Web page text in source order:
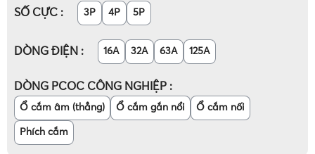
SỐ CỰC 3P 4P 5P
DÒNG ĐIỆN 16A 32A 63A 125A
DÒNG PCOC CÔNG NGHIỆP
Ổ cắm âm (thẳng) Ổ cắm gắn nổi Ổ cắm nối
Phích cắm